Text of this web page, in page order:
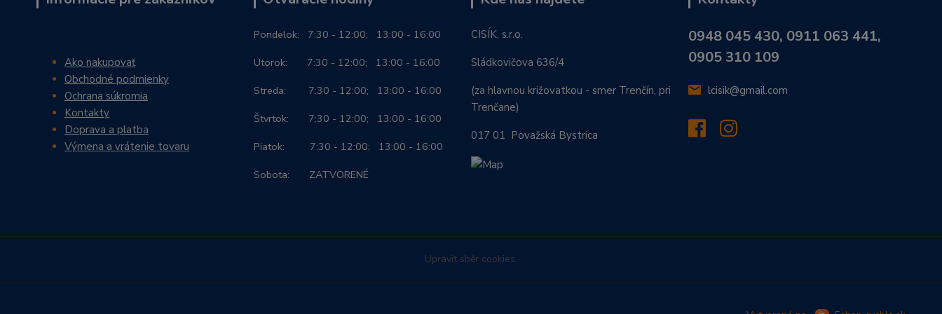
Ako nakupovať
Obchodné podmienky
Ochrana súkromia
Kontakty
Doprava a platba
Výmena a vrátenie tovaru
Pondelok: 7:30 - 12:00; 13:00 - 16:00
Utorok: 7:30 - 12:00; 13:00 - 16:00
Streda: 7:30 - 12:00; 13:00 - 16:00
Štvrtok: 7:30 - 12:00; 13:00 - 16:00
Piatok: 7:30 - 12:00; 13:00 - 16:00
Sobota: ZATVORENÉ
CISÍK, s.r.o.
Sládkovičova 636/4
(za hlavnou križovatkou - smer Trenčín, pri
Trenčane)
017 01 Považská Bystrica
0948 045 430, 0911 063 441,
0905 310 109
lcisik@gmail.com
Upravit sběr cookies.